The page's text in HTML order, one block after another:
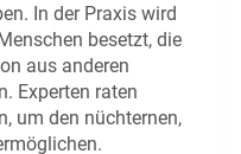
In der Praxis wird
besetzt, die
aus anderen
Experten raten
um den nüchternen,